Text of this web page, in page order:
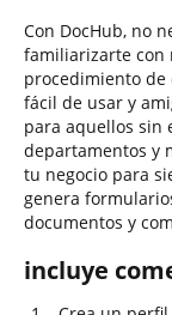
Con DocHub, no
familiarizarte con
procedimiento de
fácil de usar y
para aquellos sin
departamentos y
tu negocio para
genera
documentos y
incluye